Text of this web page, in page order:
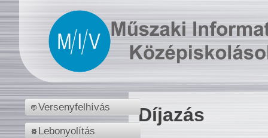
Versenyfelhívás
Lebonyolítás
Díjazás